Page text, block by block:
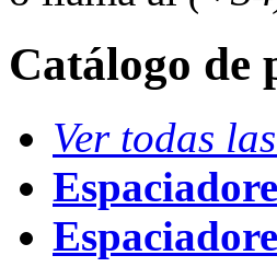
Catálogo de
Ver todas